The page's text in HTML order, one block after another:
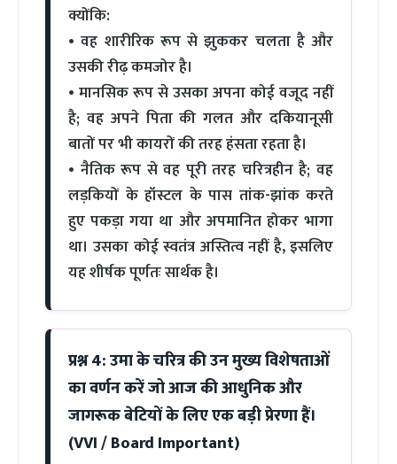
क्योंकि:
• वह शारीरिक रूप से झुककर चलता है और
उसकी रीढ़ कमजोर है।
• मानसिक रूप से उसका अपना कोई वजूद नहीं
है; वह अपने पिता की गलत और दकियानूसी
बातों पर भी कायरों की तरह हंसता रहता है।
• नैतिक रूप से वह पूरी तरह चरित्रहीन है; वह
लड़कियों के हॉस्टल के पास तांक-झांक करते
हुए पकड़ा गया था और अपमानित होकर भागा
था। उसका कोई स्वतंत्र अस्तित्व नहीं है, इसलिए
यह शीर्षक पूर्णतः सार्थक है।
प्रश्न 4: उमा के चरित्र की उन मुख्य विशेषताओं
का वर्णन करें जो आज की आधुनिक और
जागरूक बेटियों के लिए एक बड़ी प्रेरणा हैं।
(VVI / Board Important)